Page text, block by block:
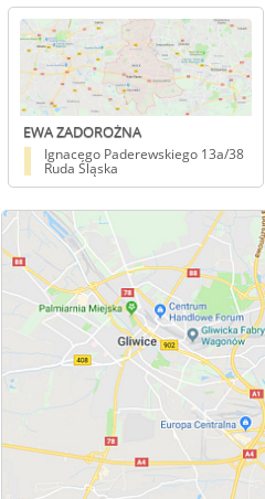
EWA ZADOROŻNA
Ignacego Paderewskiego 13a/38
Ruda Śląska